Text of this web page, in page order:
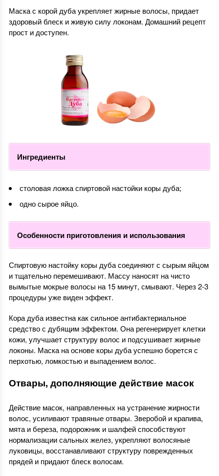
Маска с корой дуба укрепляет жирные волосы, придает
здоровый блеск и живую силу локонам. Домашний рецепт
прост и доступен.
Ингредиенты
столовая ложка спиртовой настойки коры дуба;
одно сырое яйцо.
Особенности приготовления и использования
Спиртовую настойку коры дуба соединяют с сырым яйцом
и тщательно перемешивают. Массу наносят на чисто
вымытые мокрые волосы на 15 минут, смывают. Через 2-3
процедуры уже виден эффект.
Кора дуба известна как сильное антибактериальное
средство с дубящим эффектом. Она регенерирует клетки
кожи, улучшает структуру волос и подсушивает жирные
локоны. Маска на основе коры дуба успешно борется с
перхотью, ломкостью и выпадением волос.
Отвары, дополняющие действие масок
Действие масок, направленных на устранение жирности
волос, усиливают травяные отвары. Зверобой и крапива,
мята и береза, подорожник и шалфей способствуют
нормализации сальных желез, укрепляют волосяные
луковицы, восстанавливают структуру поврежденных
прядей и придают блеск волосам.